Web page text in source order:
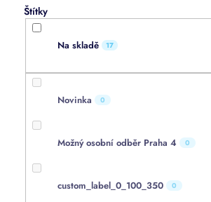
Na skladě 17
Novinka 0
Možný osobní odběr Praha 4 0
custom_label_0_100_350 0